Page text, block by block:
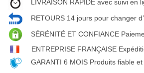
LIVRAISON RAPIDE avec suivi en
RETOURS 14 jours pour changer
SÉRÉNITÉ ET CONFIANCE
ENTREPRISE FRANÇAISE
GARANTI 6 MOIS Produits fiable